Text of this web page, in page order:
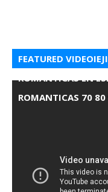
FEATURED
ROMANTICAS EN
ROMANTICAS 70